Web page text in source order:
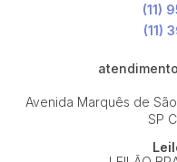
(11)
(11)
Avenida Marquês de
SP